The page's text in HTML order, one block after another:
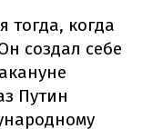
тогда, когда
создал себе
Путин